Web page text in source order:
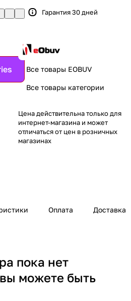
Гарантия 30 дней
Все товары EOBUV
Все товары категории
Цена действительна только для
интернет-магазина и может
отличаться от цен в розничных
магазинах
Оплата Доставка
пока нет
можете быть